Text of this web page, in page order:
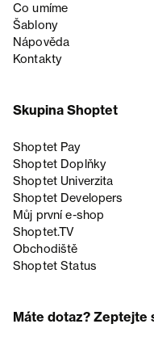
Co umíme
Šablony
Nápověda
Kontakty
Skupina Shoptet
Shoptet Pay
Shoptet Doplňky
Shoptet Univerzita
Shoptet Developers
Můj první e-shop
Shoptet.TV
Obchodiště
Shoptet Status
Máte dotaz? Zeptejte